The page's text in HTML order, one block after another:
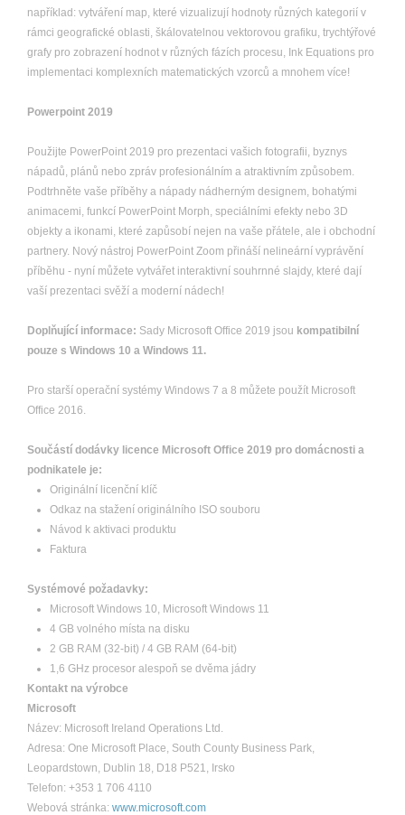
například: vytváření map, které vizualizují hodnoty různých kategorií v
rámci geografické oblasti, škálovatelnou vektorovou grafiku, trychtýřové
grafy pro zobrazení hodnot v různých fázích procesu, Ink Equations pro
implementaci komplexních matematických vzorců a mnohem více!
Powerpoint 2019
Použijte PowerPoint 2019 pro prezentaci vašich fotografii, byznys
nápadů, plánů nebo zpráv profesionálním a atraktivním způsobem.
Podtrhněte vaše příběhy a nápady nádherným designem, bohatými
animacemi, funkcí PowerPoint Morph, speciálními efekty nebo 3D
objekty a ikonami, které zapůsobí nejen na vaše přátele, ale i obchodní
partnery. Nový nástroj PowerPoint Zoom přináší nelineární vyprávění
příběhu - nyní můžete vytvářet interaktivní souhrnné slajdy, které dají
vaší prezentaci svěží a moderní nádech!
Doplňující informace: Sady Microsoft Office 2019 jsou kompatibilní
pouze s Windows 10 a Windows 11.
Pro starší operační systémy Windows 7 a 8 můžete použít Microsoft
Office 2016.
Součástí dodávky licence Microsoft Office 2019 pro domácnosti a
podnikatele je:
Originální licenční klíč
Odkaz na stažení originálního ISO souboru
Návod k aktivaci produktu
Faktura
Systémové požadavky:
Microsoft Windows 10, Microsoft Windows 11
4 GB volného místa na disku
2 GB RAM (32-bit) / 4 GB RAM (64-bit)
1,6 GHz procesor alespoň se dvěma jádry
Kontakt na výrobce
Microsoft
Název: Microsoft Ireland Operations Ltd.
Adresa: One Microsoft Place, South County Business Park,
Leopardstown, Dublin 18, D18 P521, Irsko
Telefon: +353 1 706 4110
Webová stránka: www.microsoft.com